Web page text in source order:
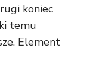
koniec
temu
Element